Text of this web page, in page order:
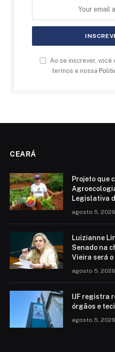
Ao se inscrever, você
termos e nossa
CEARÁ
Projeto que
Legislativa
agosto 5, 2026
Luizianne
Senado na
Vieira será
agosto 5, 2026
IJF registra
órgãos e
agosto 5, 2026